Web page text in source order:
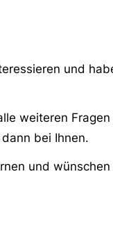
und
weiteren
bei Ihnen.
und